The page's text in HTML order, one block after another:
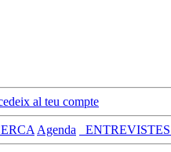
al teu compte
Agenda _ENTREVISTES_